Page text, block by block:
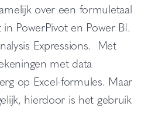
over een formuletaal
PowerPivot en Power BI.
Expressions. Met
met data
op Excel-formules. Maar
hierdoor is het gebruik